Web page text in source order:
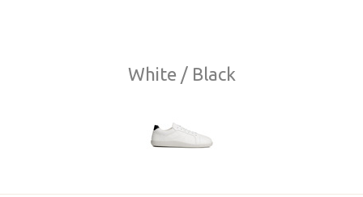
White / Black